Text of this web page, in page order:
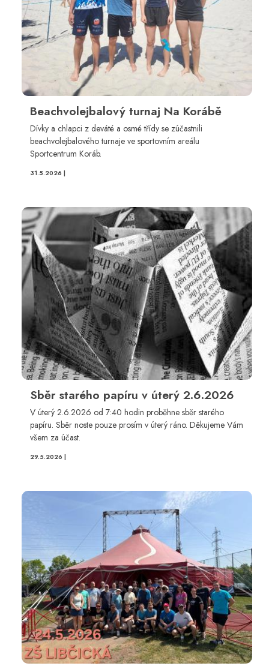
Beachvolejbalový turnaj Na Korábě
Dívky a chlapci z deváté a osmé třídy se zúčastnili
beachvolejbalového turnaje ve sportovním areálu
Sportcentrum Koráb.
31.5.2026 |
Sběr starého papíru v úterý 2.6.2026
V úterý 2.6.2026 od 7:40 hodin proběhne sběr starého
papíru. Sběr noste pouze prosím v úterý ráno. Děkujeme Vám
všem za účast.
29.5.2026 |